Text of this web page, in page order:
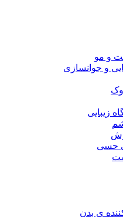
و مو
و جوانسازی
زیبایی
حسی
ی بدن